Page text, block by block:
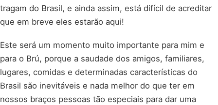
tragam do Brasil, e ainda assim, está difícil de acreditar
que em breve eles estarão aqui!
Este será um momento muito importante para mim e
para o Brú, porque a saudade dos amigos, familiares,
lugares, comidas e determinadas características do
Brasil são inevitáveis e nada melhor do que ter em
nossos braços pessoas tão especiais para dar uma